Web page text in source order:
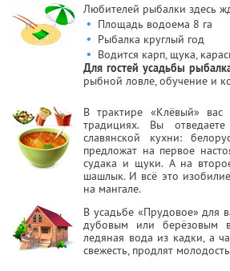
Любителей рыбалки здесь
• Площадь водоема 8 га
• Рыбалка круглый год
• Водится карп, щука,
Для гостей усадьбы
рыбной ловле, обучение и
В трактире «Клёвый» вас
традициях. Вы
славянской кухни:
предложат на первое
судака и щуки. А на
шашлык. И всё это
на мангале.
В усадьбе «Прудовое» для
дубовым или берёзовым
ледяная вода из кадки, а
свежесть, продлят